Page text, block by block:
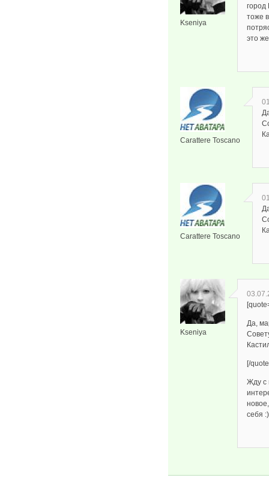
Kseniya
город
тоже
это
Carattere Toscano
Carattere Toscano
Kseniya
Да,
[/
Жду с
себя :)